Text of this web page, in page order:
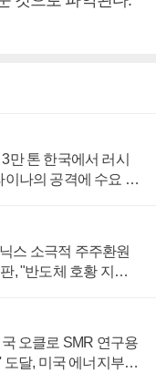
만 톤 한국에서 러시
이나의 공격에 수요 늘
스 소극적 주주환원
, "반도체 호황 지속
오클로 SMR 연구용
도달, 미국 에너지부